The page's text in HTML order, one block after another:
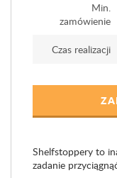
Min.
zamówienie
Czas realizacji
Shelfstoppery to
zadanie